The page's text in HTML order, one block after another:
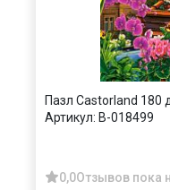
Пазл Castorland 180
Артикул: В-018499
0,0Отзывов пока